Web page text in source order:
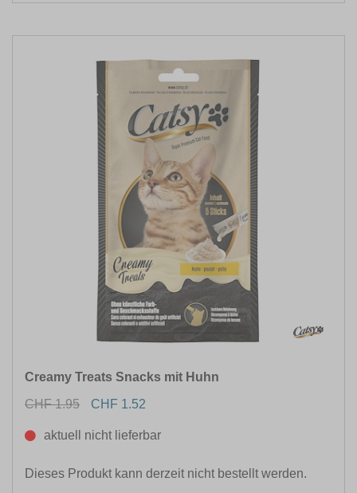
Creamy Treats Snacks mit Huhn
CHF 1.95
CHF 1.52
aktuell nicht lieferbar
Dieses Produkt kann derzeit nicht bestellt werden.